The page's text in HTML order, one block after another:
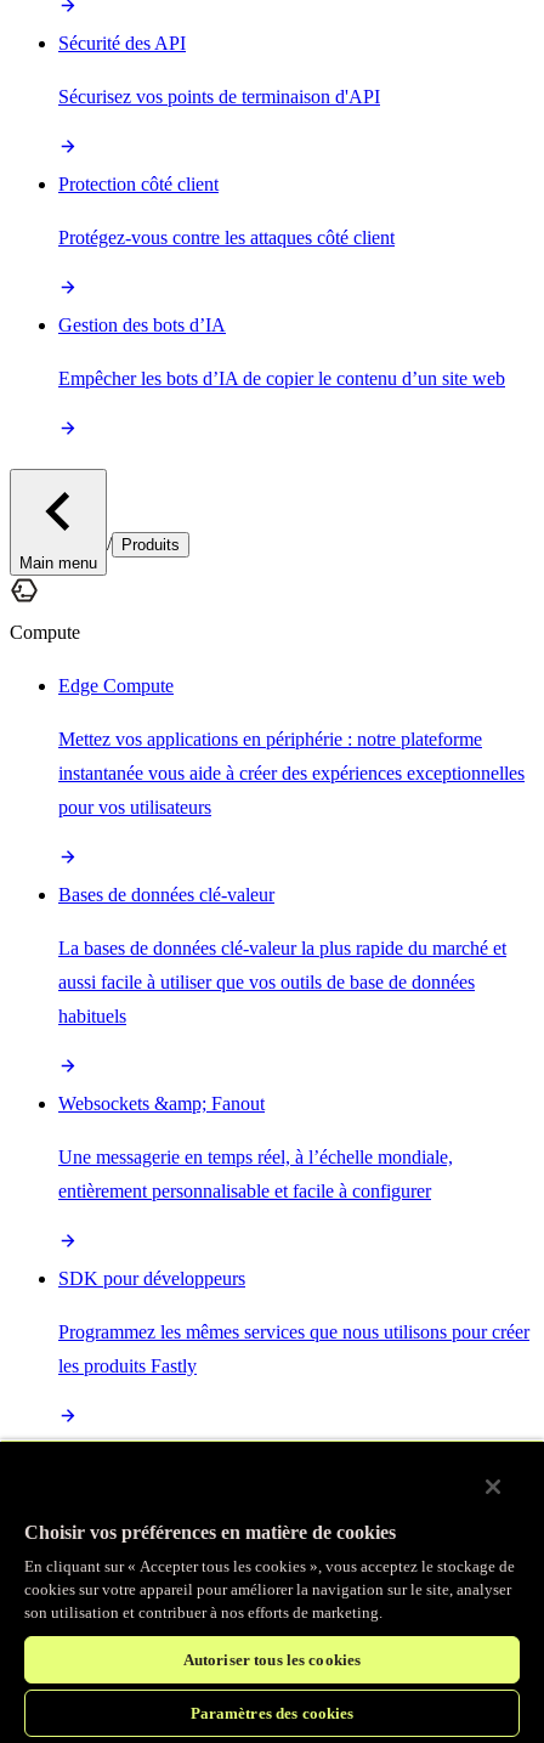
Sécurité des API
Sécurisez vos points de terminaison d'API
Protection côté client
Protégez-vous contre les attaques côté client
Gestion des bots d’IA
Empêcher les bots d’IA de copier le contenu d’un site web
Main menu
/ Produits
Compute
Edge Compute
Mettez vos applications en périphérie : notre plateforme
instantanée vous aide à créer des expériences exceptionnelles
pour vos utilisateurs
Bases de données clé-valeur
La bases de données clé-valeur la plus rapide du marché et
aussi facile à utiliser que vos outils de base de données
habituels
Websockets &amp; Fanout
Une messagerie en temps réel, à l’échelle mondiale,
entièrement personnalisable et facile à configurer
SDK pour développeurs
Programmez les mêmes services que nous utilisons pour créer
les produits Fastly
sur des normes ouvertes et intégrée à la suite complète de
produits Fastly
Accélérez vos charges de travail d’IA et gagnez en efficacité
Choisir vos préférences en matière de cookies
En cliquant sur « Accepter tous les cookies », vous acceptez le stockage de
cookies sur votre appareil pour améliorer la navigation sur le site, analyser
son utilisation et contribuer à nos efforts de marketing.
Autoriser tous les cookies
Paramètres des cookies